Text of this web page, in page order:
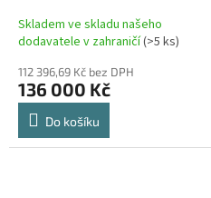
Skladem ve skladu našeho
dodavatele v zahraničí(>5 ks)
112 396,69 Kč bez DPH
136 000 Kč
Do košíku